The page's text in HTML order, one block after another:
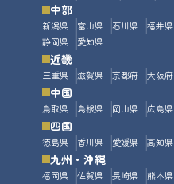
中部
新潟県 富山県 石川県 福井県
静岡県
愛知県
近畿
三重県 滋賀県 京都府 大阪府
中国
鳥取県 島根県 岡山県 広島県
四国
徳島県 香川県 愛媛県 高知県
九州・沖縄
福岡県 佐賀県 長崎県 熊本県